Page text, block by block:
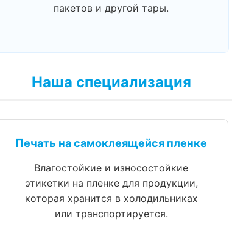
пакетов и другой тары.
Наша специализация
Печать на самоклеящейся пленке
Влагостойкие и износостойкие
этикетки на пленке для продукции,
которая хранится в холодильниках
или транспортируется.